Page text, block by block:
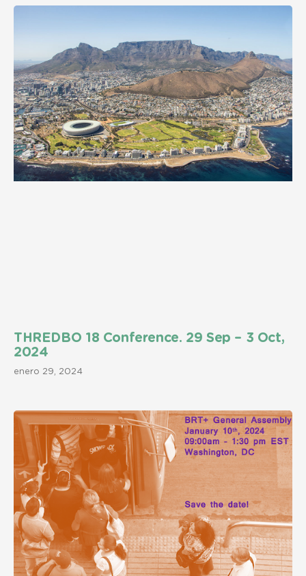
THREDBO 18 Conference. 29 Sep – 3 Oct,
2024
enero 29, 2024